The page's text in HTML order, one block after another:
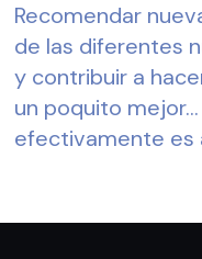
Recomendar
de las diferentes
y contribuir a
un poquito
efectivamente es